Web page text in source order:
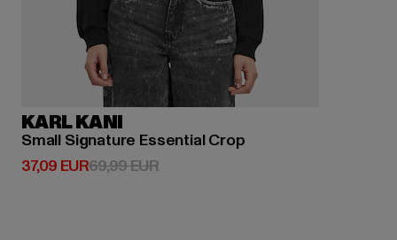
KARL KANI
Small Signature Essential Crop
37,09 EUR
Derzeitiger Preis: 37,09 EUR
69,99 EURAktionspreis: 69,99 EUR